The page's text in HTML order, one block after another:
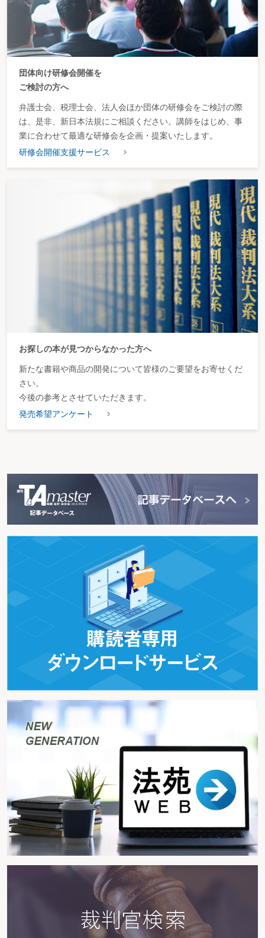
日までの間は1,000万円、同年4月1日から令和10年3月31日までの
間は3,000万円）とされている（通法34②、通規1の3⑤、改正通規
附則②）。
④ 納付の期日
税の納付がされる必要があるが、法定納期限の翌日が日曜日、国民
の祝日、振替休日、祝日に挟まれた日、土曜日、12月29日、12月
30日、12月31日、1月2日又は1月3日に当たるときは、これらの日
の翌日までに国税の納付がされれば、この特例の適用を受けること
ができる。ただし、災害その他やむを得ない理由によりその法定納
期限の翌日までに納付することができないと国税庁長官が認めると
用を受けることができる（通法34②、通令6の3）。
の改正は、令和6年4月1日から施行され（改正法附則1
四ハ、改正通令附則ただし書、改正通規附則①）、同日以後に行う
ダイレクト納付の手続について適用される。
税務署長その他の行政機関の長は、送達すべき書類について、そ
の送達を受けるべき者の住所及び居所が明らかでない場合又は外国
においてすべき送達につき困難な事情があると認められる場合に
は、その送達に代えて公示送達をすることができることとされてい
る（通法14①）。
この公示送達は、送達すべき書類の名称、その送達を受けるべき
者の氏名及び税務署長その他の行政機関の長がその書類をいつでも
送達を受けるべき者に交付する旨を、その行政機関の掲示場に掲示
なお、この公示送達の効力については、掲示を始めた日から起算
令和3年11月に設置された「デジタル臨時行政調査会」（以下
「調査会」という。）において、デジタル改革・規制改革・行政改
革に通底する5つの原則からなる「構造改革のためのデジタル原
則」が令和3年12月に策定された。この原則の一つである「デジタ
ル完結・自動化原則」では、「書面、目視、常駐、実地参加等を義
務付ける手続・業務について、デジタル処理での完結、機械での自
動化を基本とし、行政内部も含めエンドツーエンドでのデジタル対
応を実現すること。国・地方公共団体を挙げてデジタルシフトへの
組織文化作りと具体的対応を進めること。」とされている。これを
踏まえ、「デジタル原則に照らした規制の一括見直しプラン（令和
4年6月3日デジタル臨時行政調査会決定）」に基づき、各府省庁
は、書面掲示規制（国家資格等、公的な証明書等を対面確認や紙発
行で、特定の場所に掲示することを求めている規制）を含む代表的
なアナログ規制について、集中改革期間（令和4年7月から令和7年6
月までの3年間）において規制・制度の見直し等を行うこととされ
ている。
上記のとおり、国税通則法における公示送達制度については、公
示事項を記載した書面をその行政機関の掲示場に掲示して行うこと
とされているため、税務署等の行政機関に赴かなければその送達す
べき書類の内容の確認が困難であり、デジタル処理での完結ができ
ない仕組みの改善が課題とされていた。
こうした中、令和4年5月に、民事訴訟法における公示送達制度に
ついて、民事訴訟法等の一部を改正する法律（令和4年法律第48
号。以下「民事訴訟法等改正法」という。）による民事訴訟法の改
正により、インターネットを用いた方法が整備されており、国税当
局においても早急な対応が求められている状況であった。
こうした課題や状況を踏まえ、納税者の利便を向上し、公示送達
公示送達の方法が導入された。
具体的には、公示送達は、公示事項をインターネットを利用する
一定の方法により不特定多数の者が閲覧することができる状態に置
く措置をとるとともに、公示事項が記載された書面を税務署等の掲
示場に掲示し、又は公示事項をその税務署等に設置した電子計算機
団体向け研修会開催を
ご検討の方へ
弁護士会、税理士会、法人会ほか団体の研修会をご検討の際
は、是非、新日本法規にご相談ください。講師をはじめ、事
業に合わせて最適な研修会を企画・提案いたします。
研修会開催支援サービス
お探しの本が見つからなかった方へ
新たな書籍や商品の開発について皆様のご要望をお寄せくだ
さい。
今後の参考とさせていただきます。
発売希望アンケート